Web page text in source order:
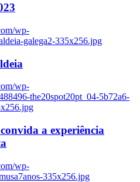
wp-
galega2-335x256.jpg
wp-
the20spot20pt_04-5b72a6-
a experiência
wp-
335x256.jpg